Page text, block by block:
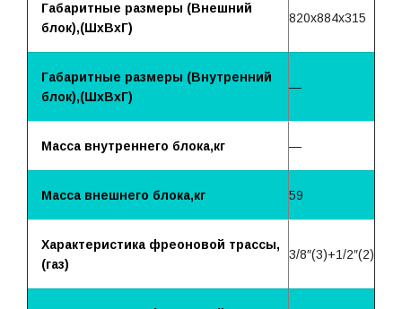
Габаритные размеры (Внешний
блок),(ШхВхГ)
820x884x315
Габаритные размеры (Внутренний
блок),(ШхВхГ)
—
Масса внутреннего блока,кг —
Масса внешнего блока,кг 59
Характеристика фреоновой трассы,
(газ)
3/8″(3)+1/2″(2)